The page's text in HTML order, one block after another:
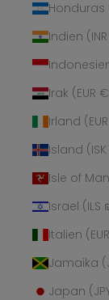
Honduras
Indien
Irak (EUR
Irland
Island
Isle of
Israel (ILS
Italien
Jamaika
Japan